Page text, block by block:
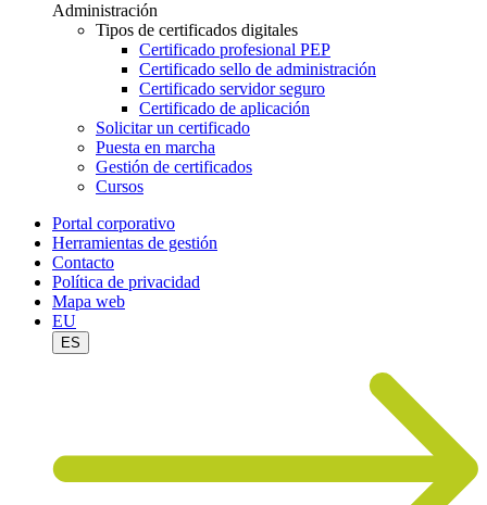
Administración
Tipos de certificados digitales
Certificado profesional PEP
Certificado sello de administración
Certificado servidor seguro
Certificado de aplicación
Solicitar un certificado
Puesta en marcha
Gestión de certificados
Cursos
Portal corporativo
Herramientas de gestión
Contacto
Política de privacidad
Mapa web
EU
ES